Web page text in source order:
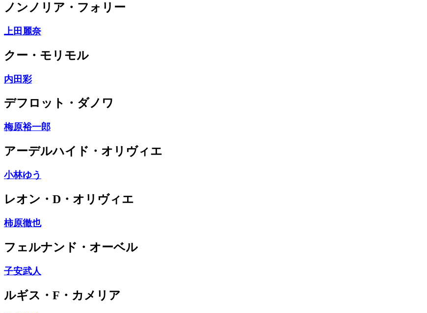
ノンノリア・フォリー
上田麗奈
クー・モリモル
内田彩
デフロット・ダノワ
梅原裕一郎
アーデルハイド・オリヴィエ
小林ゆう
レオン・D・オリヴィエ
柿原徹也
フェルナンド・オーベル
子安武人
ルギス・F・カメリア